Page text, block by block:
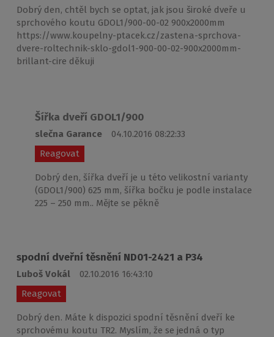
Dobrý den, chtěl bych se optat, jak jsou široké dveře u
sprchového koutu GDOL1/900-00-02 900x2000mm
https://www.koupelny-ptacek.cz/zastena-sprchova-
dvere-roltechnik-sklo-gdol1-900-00-02-900x2000mm-
brillant-cire děkuji
Šířka dveří GDOL1/900
slečna Garance
04.10.2016 08:22:33
Reagovat
Dobrý den, šířka dveří je u této velikostní varianty
(GDOL1/900) 625 mm, šířka bočku je podle instalace
225 – 250 mm.. Mějte se pěkně
spodní dveřní těsnění ND01-2421 a P34
Luboš Vokál
02.10.2016 16:43:10
Reagovat
Dobrý den. Máte k dispozici spodní těsnění dveří ke
sprchovému koutu TR2. Myslím, že se jedná o typ